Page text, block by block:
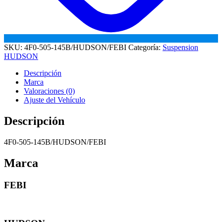
SKU: 4F0-505-145B/HUDSON/FEBI Categoría: Suspension
HUDSON
Descripción
Marca
Valoraciones (0)
Ajuste del Vehículo
Descripción
4F0-505-145B/HUDSON/FEBI
Marca
FEBI